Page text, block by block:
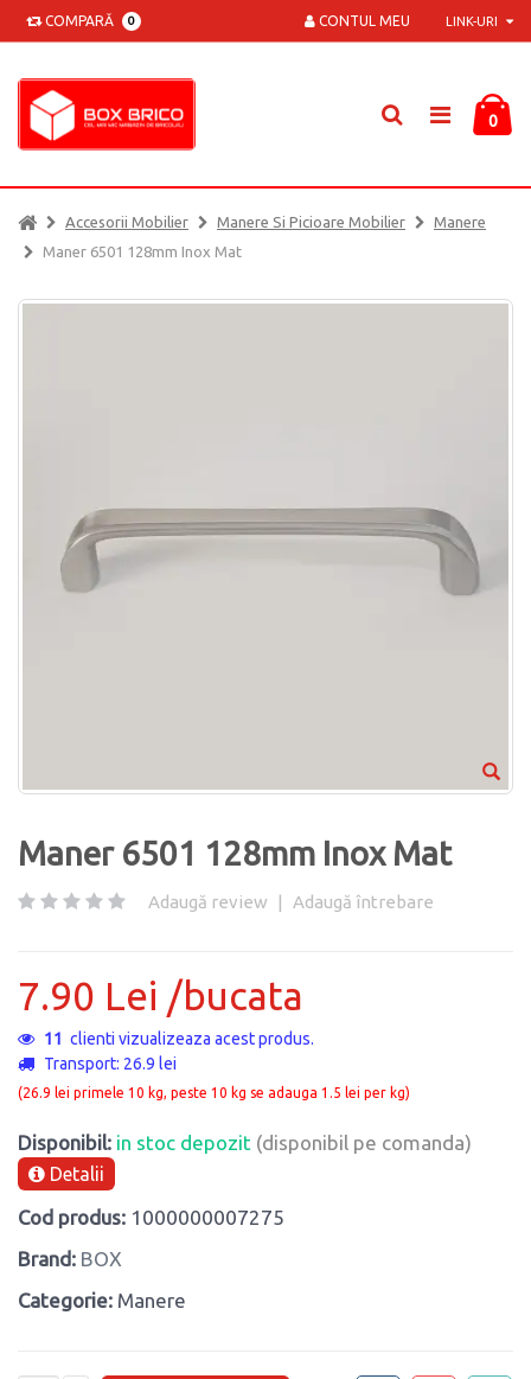
COMPARĂ 0 LINK-URI
CONTUL MEU
0
Accesorii Mobilier Manere Si Picioare Mobilier
Manere
Maner 6501 128mm Inox Mat
Maner 6501 128mm Inox Mat
Adaugă review | Adaugă întrebare
7.90 Lei /bucata
11 clienti vizualizeaza acest produs.
Transport: 26.9 lei
(26.9 lei primele 10 kg, peste 10 kg se adauga 1.5 lei per kg)
Disponibil: in stoc depozit (disponibil pe comanda)
Detalii
Cod produs: 1000000007275
Brand: BOX
Categorie: Manere